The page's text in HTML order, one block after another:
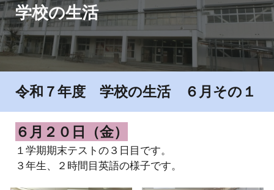
学校の生活
令和７年度 学校の生活 ６ 月その １
６ 月 ２０ 日（金）
１学期期末テストの３日目です。
３年生、２時間目英語の様子です。